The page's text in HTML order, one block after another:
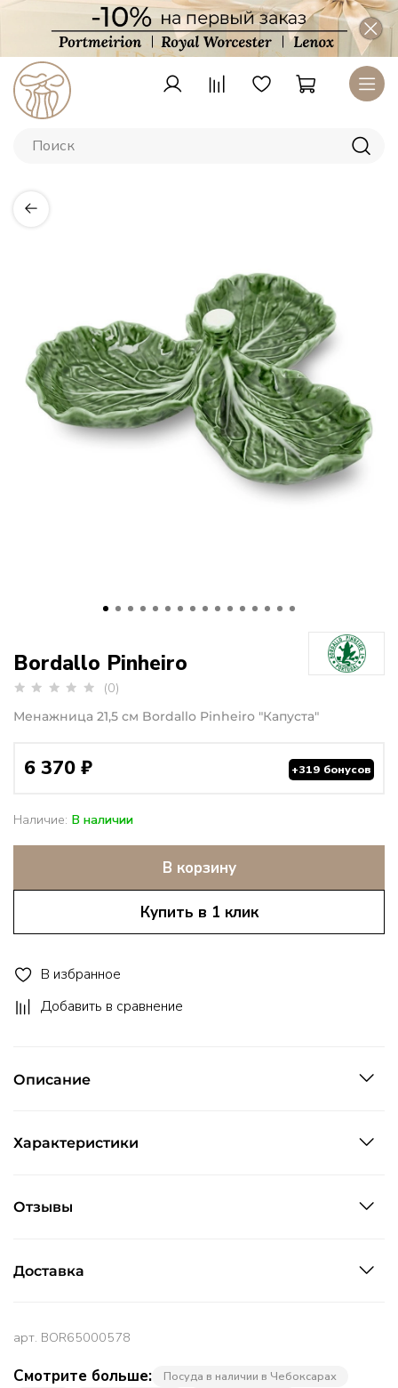
Смотрите больше:
Посуда в наличии в Чебоксарах
(0)
Наличие: В наличии
Bordallo Pinheiro
Менажница 21,5 см Bordallo Pinheiro "Капуста"
6 370 ₽ +319 бонусов
В корзину
Купить в 1 клик
В избранное
Добавить в сравнение
Описание
Характеристики
Отзывы
Доставка
арт. BOR65000578